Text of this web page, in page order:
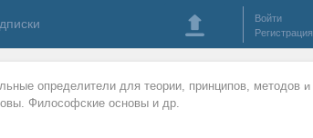
Войти
Регистрация
определители для теории, принципов, методов и
Философские основы и др.